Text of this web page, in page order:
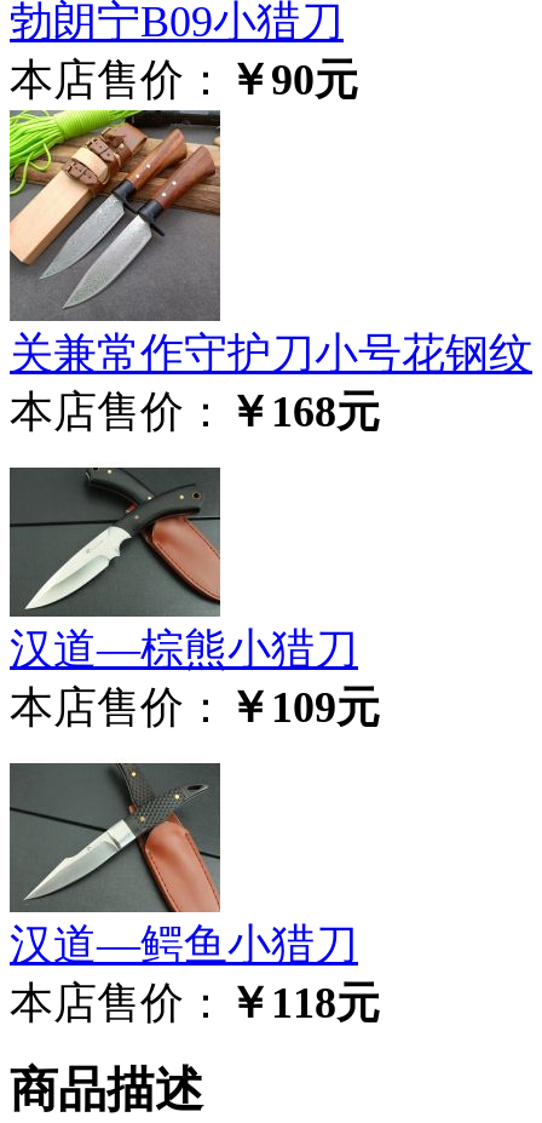
勃朗宁B09小猎刀
本店售价： ￥90元
关兼常作守护刀小号花钢纹
本店售价： ￥168元
汉道—棕熊小猎刀
本店售价： ￥109元
汉道—鳄鱼小猎刀
本店售价： ￥118元
商品描述